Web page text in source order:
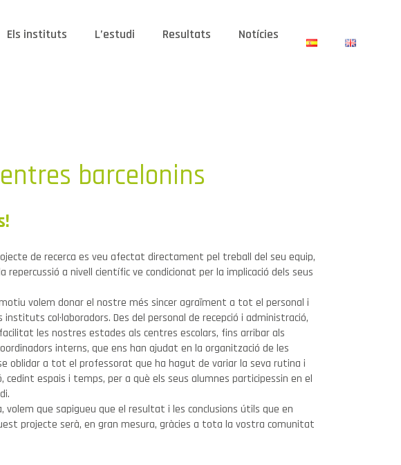
Els instituts L’estudi Resultats Notícies
barcelonins
de recerca es veu afectat directament pel treball del seu equip,
repercussió a nivell científic ve condicionat per la implicació dels seus
volem donar el nostre més sincer agraïment a tot el personal i
instituts col·laboradors. Des del personal de recepció i administració,
les nostres estades als centres escolars, fins arribar als
interns, que ens han ajudat en la organització de les
oblidar a tot el professorat que ha hagut de variar la seva rutina i
cedint espais i temps, per a què els seus alumnes participessin en el
volem que sapigueu que el resultat i les conclusions útils que en
projecte serà, en gran mesura, gràcies a tota la vostra comunitat